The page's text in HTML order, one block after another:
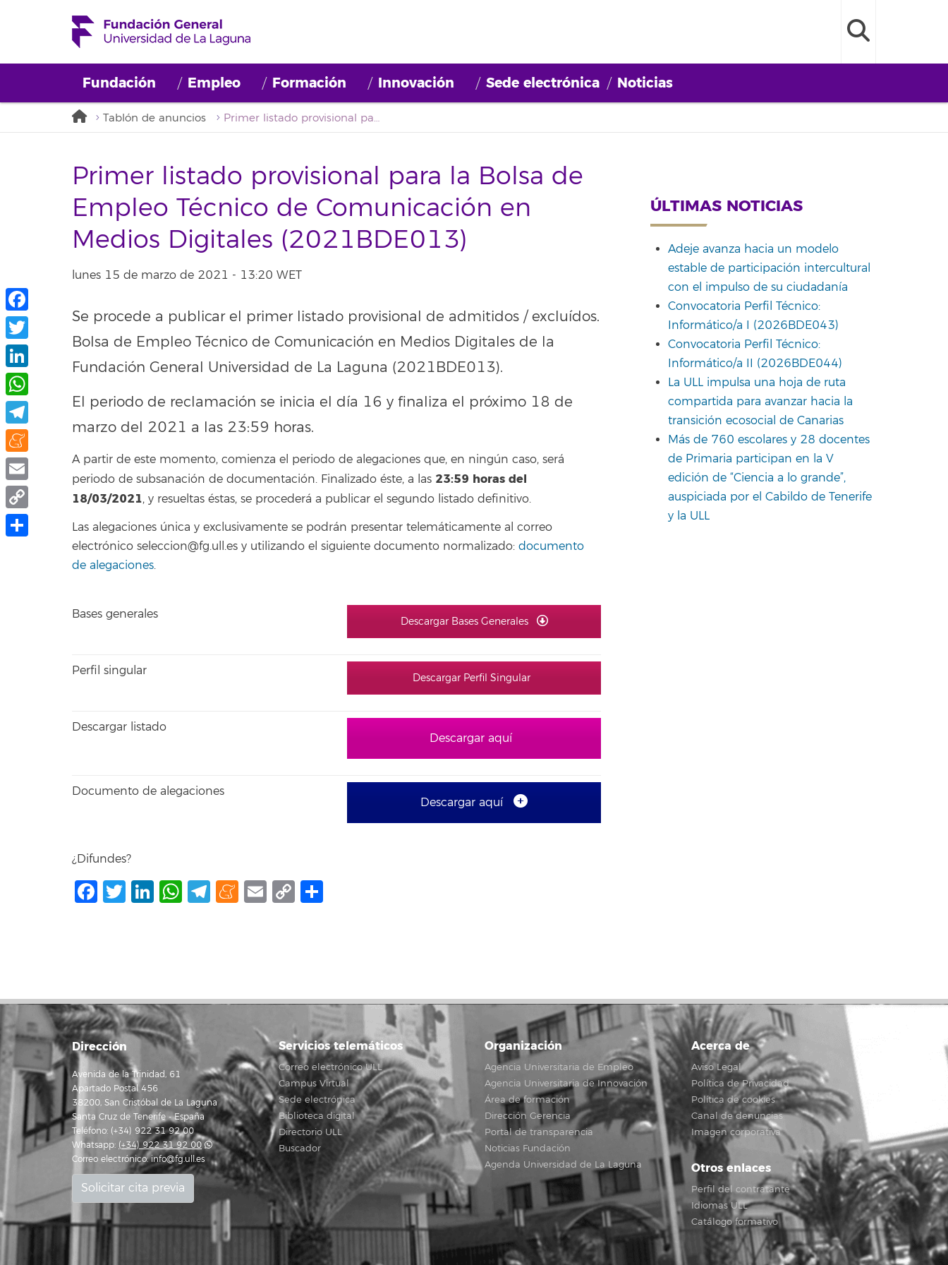
Fundación Empleo Formación Innovación Sede electrónica Noticias
Tablón de anuncios Primer listado provisional para la Bolsa de Empleo Técnico de Comunicación en Medios Digitales (2021BDE013)
Primer listado provisional para la Bolsa de
Empleo Técnico de Comunicación en
Medios Digitales (2021BDE013)
lunes 15 de marzo de 2021 - 13:20 WET
Se procede a publicar el primer listado provisional de admitidos / excluídos.
Bolsa de Empleo Técnico de Comunicación en Medios Digitales de la
Fundación General Universidad de La Laguna (2021BDE013).
El periodo de reclamación se inicia el día 16 y finaliza el próximo 18 de
marzo del 2021 a las 23:59 horas.
A partir de este momento, comienza el periodo de alegaciones que, en ningún caso, será
periodo de subsanación de documentación. Finalizado éste, a las 23:59 horas del
18/03/2021, y resueltas éstas, se procederá a publicar el segundo listado definitivo.
Las alegaciones única y exclusivamente se podrán presentar telemáticamente al correo
electrónico seleccion@fg.ull.es y utilizando el siguiente documento normalizado: documento
de alegaciones.
Bases generales
Descargar Bases Generales
Perfil singular
Descargar Perfil Singular
Descargar listado
Descargar aquí
Documento de alegaciones
Descargar aquí
¿Difundes?
Facebook
Twitter
LinkedIn
WhatsApp
Telegram
Meneame
Email
Copy
ÚLTIMAS NOTICIAS
Adeje avanza hacia un modelo
estable de participación intercultural
con el impulso de su ciudadanía
Convocatoria Perfil Técnico:
Informático/a I (2026BDE043)
Convocatoria Perfil Técnico:
Informático/a II (2026BDE044)
La ULL impulsa una hoja de ruta
compartida para avanzar hacia la
transición ecosocial de Canarias
Más de 760 escolares y 28 docentes
de Primaria participan en la V
edición de “Ciencia a lo grande”,
auspiciada por el Cabildo de Tenerife
y la ULL
Dirección
Avenida de la Trinidad, 61
Apartado Postal 456
38200, San Cristóbal de La Laguna
Santa Cruz de Tenerife - España
Teléfono: (+34) 922 31 92 00
Whatsapp: (+34) 922 31 92 00
Correo electrónico:info@fg.ull.es
Solicitar cita previa
Servicios telemáticos
Correo electrónico ULL
Campus Virtual
Sede electrónica
Biblioteca digital
Directorio ULL
Buscador
Organización
Agencia Universitaria de Empleo
Agencia Universitaria de Innovación
Área de formación
Dirección Gerencia
Portal de transparencia
Noticias Fundación
Agenda Universidad de La Laguna
Acerca de
Aviso Legal
Política de Privacidad
Política de cookies
Canal de denuncias
Imagen corporativa
Otros enlaces
Perfil del contratante
Idiomas ULL
Catálogo formativo
Facebook
Twitter
LinkedIn
WhatsApp
Telegram
Meneame
Email
Copy